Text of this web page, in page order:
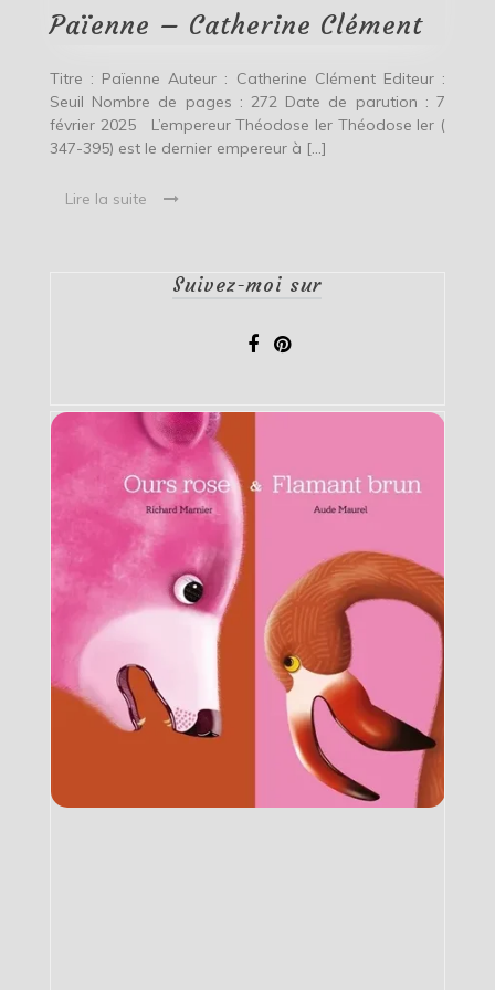
Païenne – Catherine Clément
Titre : Païenne Auteur : Catherine Clément Editeur :
Seuil Nombre de pages : 272 Date de parution : 7
février 2025 L’empereur Théodose Ier Théodose Ier (
347-395) est le dernier empereur à […]
Lire la suite
Suivez-moi sur